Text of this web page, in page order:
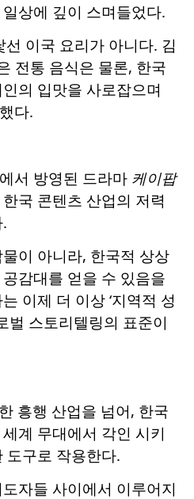
상에 깊이 스며들었다.
이국 요리가 아니다. 김
전통 음식은 물론, 한국
의 입맛을 사로잡으며
다.
서 방영된 드라마 케이팝
국 콘텐츠 산업의 저력
이 아니라, 한국적 상상
감대를 얻을 수 있음을
이제 더 이상 ‘지역적 성
벌 스토리텔링의 표준이
흥행 산업을 넘어, 한국
계 무대에서 각인 시키
도구로 작용한다.
자들 사이에서 이루어지